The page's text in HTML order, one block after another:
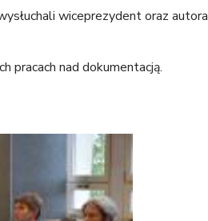
wiceprezydent oraz autora
nad dokumentacją.